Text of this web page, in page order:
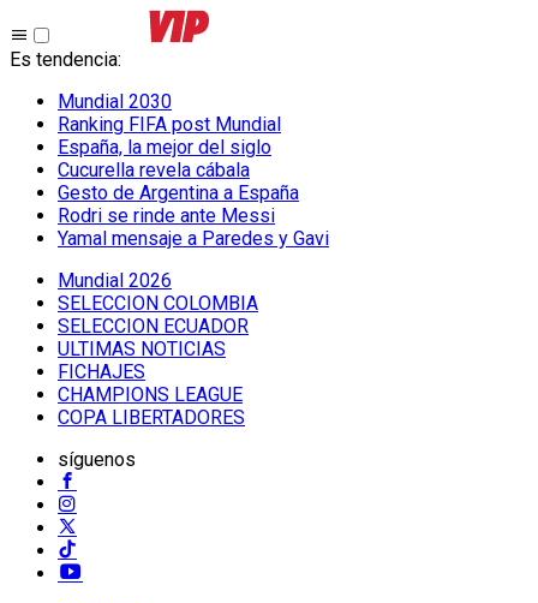
Es tendencia:
Mundial 2030
Ranking FIFA post Mundial
España, la mejor del siglo
Cucurella revela cábala
Gesto de Argentina a España
Rodri se rinde ante Messi
Yamal mensaje a Paredes y Gavi
Mundial 2026
SELECCION COLOMBIA
SELECCION ECUADOR
ULTIMAS NOTICIAS
FICHAJES
CHAMPIONS LEAGUE
COPA LIBERTADORES
síguenos